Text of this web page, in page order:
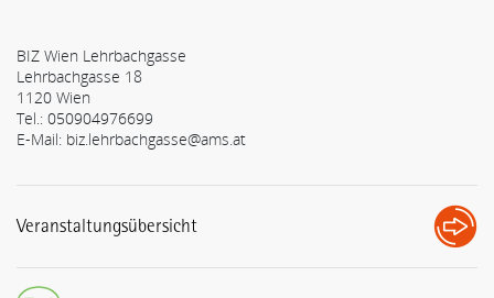
BIZ Wien Lehrbachgasse
Lehrbachgasse 18
1120 Wien
Tel.: 050904976699
E-Mail: biz.lehrbachgasse@ams.at
Veranstaltungsübersicht